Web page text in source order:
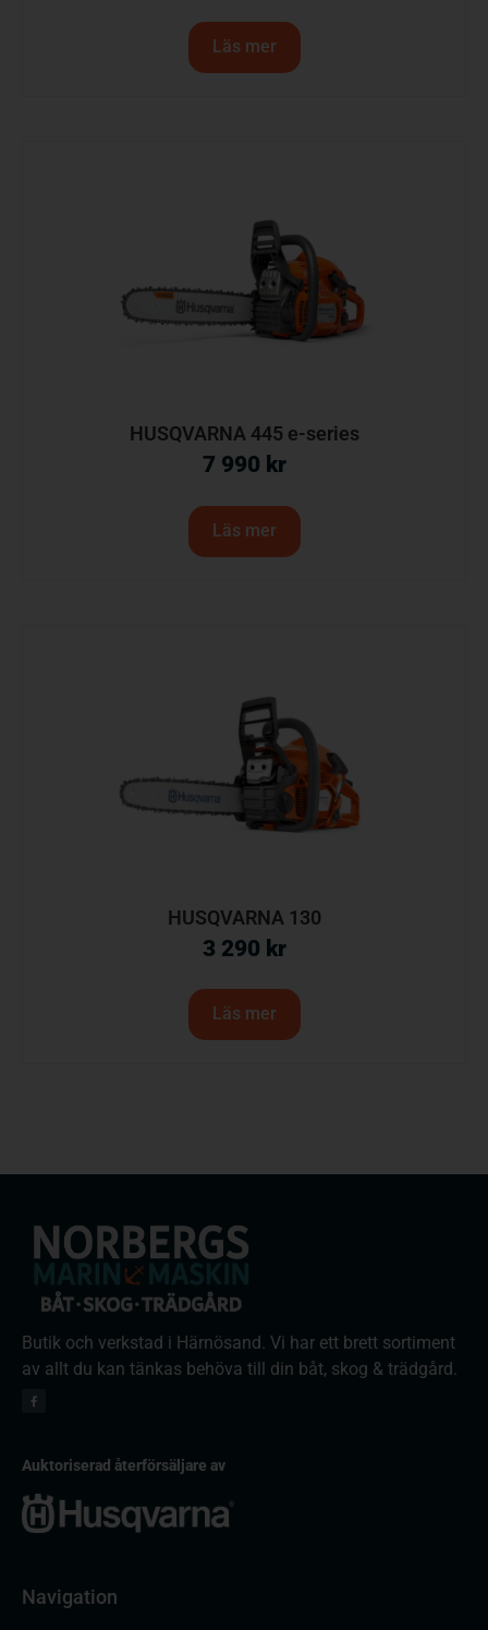
Läs mer
HUSQVARNA 445 e-series
7 990 kr
Läs mer
HUSQVARNA 130
3 290 kr
Läs mer
Butik och verkstad i Härnösand. Vi har ett brett sortiment
av allt du kan tänkas behöva till din båt, skog & trädgård.
Auktoriserad återförsäljare av
Navigation